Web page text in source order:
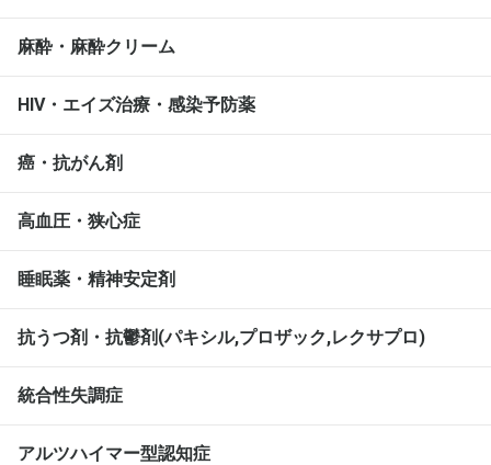
麻酔・麻酔クリーム
HIV・エイズ治療・感染予防薬
癌・抗がん剤
高血圧・狭心症
睡眠薬・精神安定剤
抗うつ剤・抗鬱剤(パキシル,プロザック,レクサプロ)
統合性失調症
アルツハイマー型認知症